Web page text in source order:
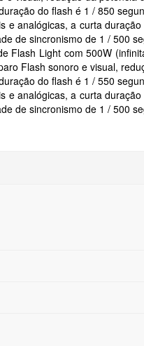
do flash é 1 / 850
e analógicas, a curta
de sincronismo de 1 / 500
Flash Light com 500W (
Flash sonoro e visual,
do flash é 1 / 550
e analógicas, a curta
de sincronismo de 1 / 500